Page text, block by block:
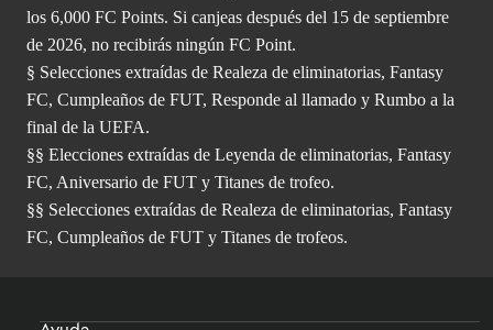
los 6,000 FC Points. Si canjeas después del 15 de septiembre
de 2026, no recibirás ningún FC Point.
§ Selecciones extraídas de Realeza de eliminatorias, Fantasy
FC, Cumpleaños de FUT, Responde al llamado y Rumbo a la
final de la UEFA.
§§ Elecciones extraídas de Leyenda de eliminatorias, Fantasy
FC, Aniversario de FUT y Titanes de trofeo.
§§ Selecciones extraídas de Realeza de eliminatorias, Fantasy
FC, Cumpleaños de FUT y Titanes de trofeos.